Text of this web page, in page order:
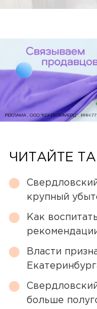
ЧИТАЙТЕ
крупный
Как
Власти
больше